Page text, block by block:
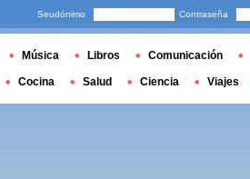
Seudónimo Contraseña
Música Libros Comunicación
Cocina Salud Ciencia Viajes